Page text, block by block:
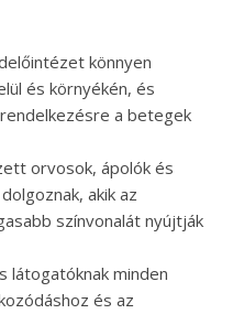
könnyen
és környékén, és
a betegek
orvosok, ápolók és
akik az
színvonalát nyújtják
látogatóknak minden
és az